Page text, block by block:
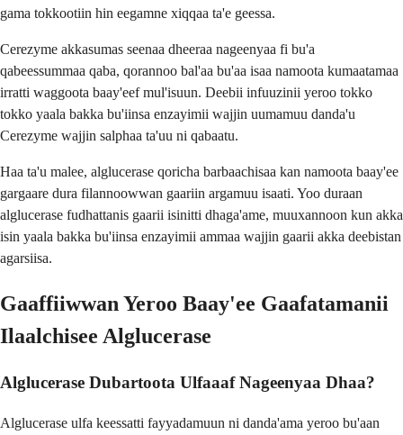
gama tokkootiin hin eegamne xiqqaa ta'e geessa.
Cerezyme akkasumas seenaa dheeraa nageenyaa fi bu'a
qabeessummaa qaba, qorannoo bal'aa bu'aa isaa namoota kumaatamaa
irratti waggoota baay'eef mul'isuun. Deebii infuuzinii yeroo tokko
tokko yaala bakka bu'iinsa enzayimii wajjin uumamuu danda'u
Cerezyme wajjin salphaa ta'uu ni qabaatu.
Haa ta'u malee, alglucerase qoricha barbaachisaa kan namoota baay'ee
gargaare dura filannoowwan gaariin argamuu isaati. Yoo duraan
alglucerase fudhattanis gaarii isinitti dhaga'ame, muuxannoon kun akka
isin yaala bakka bu'iinsa enzayimii ammaa wajjin gaarii akka deebistan
agarsiisa.
Gaaffiiwwan Yeroo Baay'ee Gaafatamanii
Ilaalchisee Alglucerase
Alglucerase Dubartoota Ulfaaaf Nageenyaa Dhaa?
Alglucerase ulfa keessatti fayyadamuun ni danda'ama yeroo bu'aan